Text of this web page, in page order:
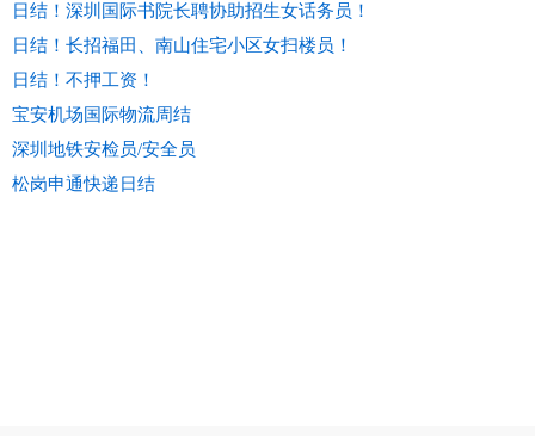
日结！深圳国际书院长聘协助招生女话务员！
日结！长招福田、南山住宅小区女扫楼员！
日结！不押工资！
宝安机场国际物流周结
深圳地铁安检员/安全员
松岗申通快递日结